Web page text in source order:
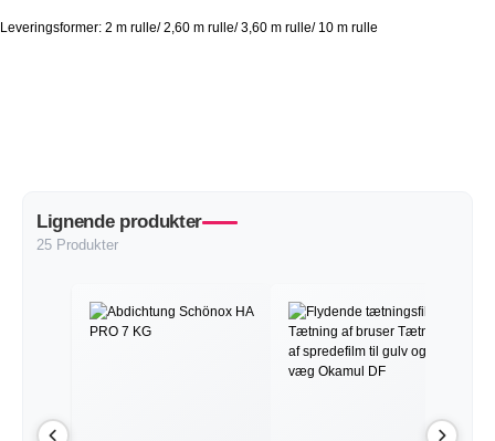
Leveringsformer: 2 m rulle/ 2,60 m rulle/ 3,60 m rulle/ 10 m rulle
Lignende produkter
25 Produkter